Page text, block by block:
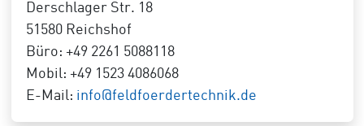
Derschlager Str. 18
51580 Reichshof
Büro: +49 2261 5088118
Mobil: +49 1523 4086068
E-Mail: info@feldfoerdertechnik.de